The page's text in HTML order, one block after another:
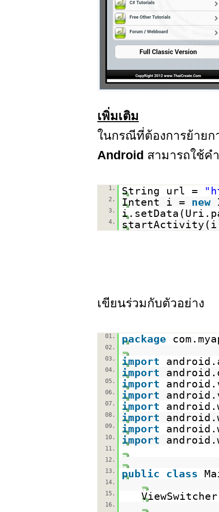
เพิ่มเติม
ในกรณีที่ต้องการย้ายก
Android สามารถใช้ค
1. String url = "
2. Intent i = new
3.
4.
เขียนร่วมกับตัวอย่าง
01. package
02.
03.
import
04. import
05. import
06. import
07. import
08. import
09. import
10. import
11.
12.
13.
public class
14.
15.
16.